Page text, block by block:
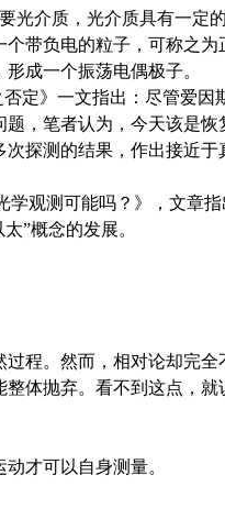
光介质，光介质具有一定
带负电的粒子，可称之
成一个振荡电偶极子。
定》一文指出：尽管爱因
，笔者认为，今天该是
探测的结果，作出接近
学观测可能吗？》，文章
”概念的发展。
程。然而，相对论却完
体抛弃。看不到这点，就
才可以自身测量。